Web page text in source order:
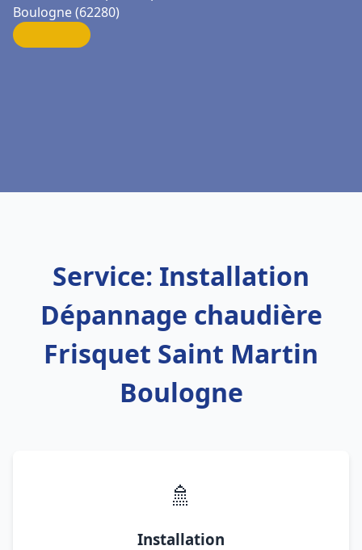
Boulogne (62280)
Service: Installation
Dépannage chaudière
Frisquet Saint Martin
Boulogne
🚿
Installation